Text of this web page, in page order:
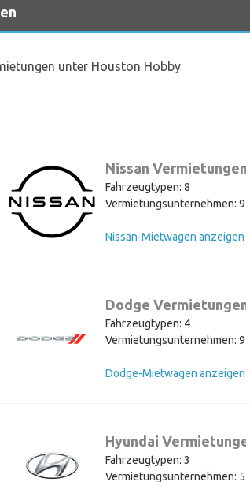
unter Houston Hobby
Nissan Vermietungen
Fahrzeugtypen: 8
Vermietungsunternehmen: 9
Nissan-Mietwagen anzeigen
Dodge Vermietungen
Fahrzeugtypen: 4
Vermietungsunternehmen: 9
Dodge-Mietwagen anzeigen
Hyundai Vermietungen
Fahrzeugtypen: 3
Vermietungsunternehmen: 5